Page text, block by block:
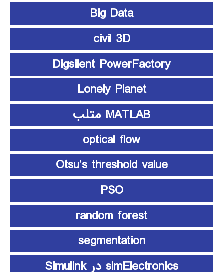
Big Data
civil 3D
Digsilent PowerFactory
Lonely Planet
MATLAB متلب
optical flow
Otsu’s threshold value
PSO
random forest
segmentation
simElectronics در Simulink